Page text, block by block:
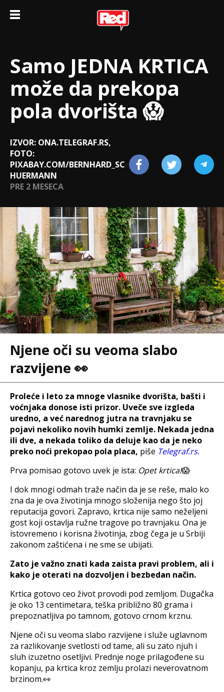
Samo JEDNA KRTICA
može da prekopа
pola dvorišta 😱
IZVOR: ONA.TELEGRAF.RS,
FOTO:
PIXABAY.COM/BERNHARD_SC
HUERMANN
PRE 2 MESECA
Njene oči su veoma slabo
razvijene 👀
Proleće i leto za mnoge vlasnike dvorišta, bašti i
voćnjaka donose isti prizor. Uveče sve izgleda
uredno, a već narednog jutra na travnjaku se
pojavi nekoliko novih humki zemlje. Nekada jedna
ili dve, a nekada toliko da deluje kao da je neko
preko noći prekopao pola placa, piše Telegraf.rs.
Prva pomisao gotovo uvek je ista: Opet krtica!😱
I dok mnogi odmah traže način da je se reše, malo ko
zna da je ova životinja mnogo složenija nego što joj
reputacija govori. Zapravo, krtica nije samo neželjeni
gost koji ostavlja ružne tragove po travnjaku. Ona je
istovremeno i korisna životinja, zbog čega je u Srbiji
zakonom zaštićena i ne sme se ubijati.
Zato je važno znati kada zaista pravi problem, ali i
kako je oterati na dozvoljen i bezbedan način.
Krtica gotovo ceo život provodi pod zemljom. Dugačka
je oko 13 centimetara, teška približno 80 grama i
prepoznatljiva po tamnom, gotovo crnom krznu.
Njene oči su veoma slabo razvijene i služe uglavnom
za razlikovanje svetlosti od tame, ali su zato njuh i
sluh izuzetno osetljivi. Prednje noge prilagođene su
kopanju, pa krtica kroz zemlju prolazi neverovatnom
brzinom.👀